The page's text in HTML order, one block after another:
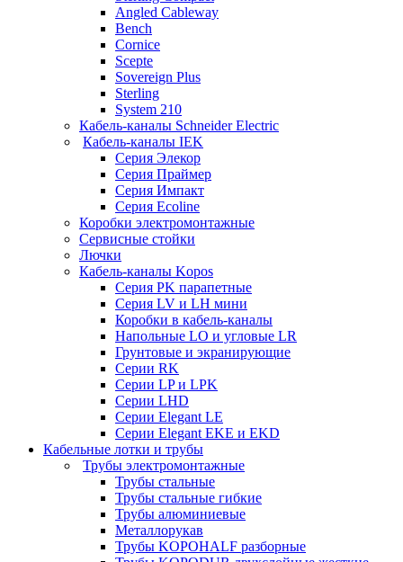
Angled Cableway
Bench
Cornice
Scepte
Sovereign Plus
Sterling
System 210
Кабель-каналы Schneider Electric
Кабель-каналы IEK
Серия Элекор
Серия Праймер
Серия Импакт
Серия Ecoline
Коробки электромонтажные
Сервисные стойки
Лючки
Кабель-каналы Kopos
Серия PK парапетные
Серия LV и LH мини
Коробки в кабель-каналы
Напольные LO и угловые LR
Грунтовые и экранирующие
Серии RK
Серии LP и LPK
Серии LHD
Серии Elegant LE
Серии Elegant EKE и EKD
Кабельные лотки и трубы
Трубы электромонтажные
Трубы стальные
Трубы стальные гибкие
Трубы алюминиевые
Металлорукав
Трубы KOPOHALF разборные